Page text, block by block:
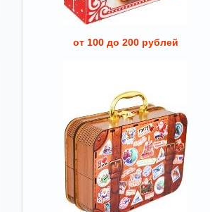
от 100 до 200 рублей